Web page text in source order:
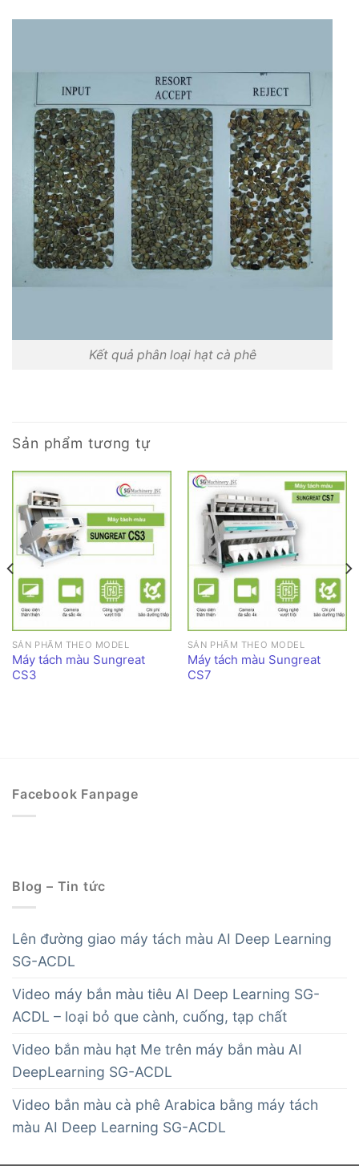
Kết quả phân loại hạt cà phê
Sản phẩm tương tự
SẢN PHẨM THEO MODEL
Máy tách màu Sungreat
CS3
SẢN PHẨM THEO MODEL
Máy tách màu Sungreat
CS7
Facebook Fanpage
Blog – Tin tức
Lên đường giao máy tách màu AI Deep Learning
SG-ACDL
Video máy bắn màu tiêu AI Deep Learning SG-
ACDL – loại bỏ que cành, cuống, tạp chất
Video bắn màu hạt Me trên máy bắn màu AI
DeepLearning SG-ACDL
Video bắn màu cà phê Arabica bằng máy tách
màu AI Deep Learning SG-ACDL